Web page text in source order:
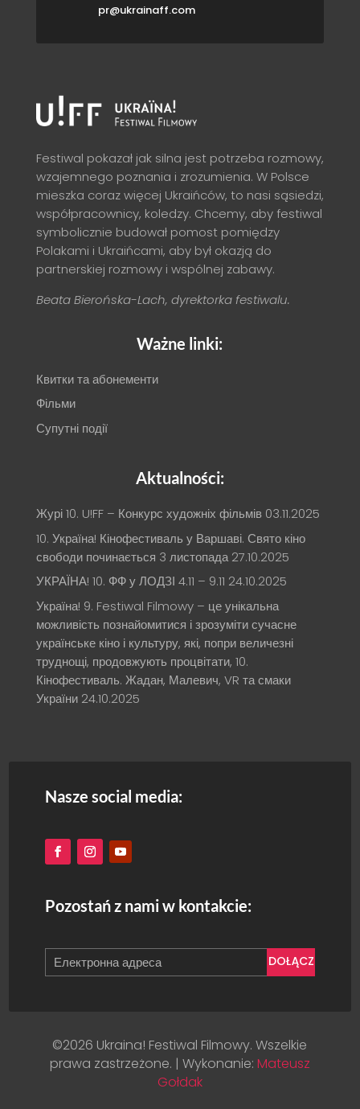
pr@ukrainaff.com
Festiwal pokazał jak silna jest potrzeba rozmowy,
wzajemnego poznania i zrozumienia. W Polsce
mieszka coraz więcej Ukraińców, to nasi sąsiedzi,
współpracownicy, koledzy. Chcemy, aby festiwal
symbolicznie budował pomost pomiędzy
Polakami i Ukraińcami, aby był okazją do
partnerskiej rozmowy i wspólnej zabawy.
Beata Bierońska-Lach, dyrektorka festiwalu.
Ważne linki:
Квитки та абонементи
Фільми
Супутні події
Aktualności:
Журі 10. U!FF – Конкурс художніх фільмів 03.11.2025
10. Україна! Кінофестиваль у Варшаві. Свято кіно
свободи починається 3 листопада 27.10.2025
УКРАЇНА! 10. ФФ у ЛОДЗІ 4.11 – 9.11 24.10.2025
Україна! 9. Festiwal Filmowy – це унікальна
можливість познайомитися і зрозуміти сучасне
українське кіно і культуру, які, попри величезні
труднощі, продовжують процвітати, 10.
Кінофестиваль. Жадан, Малевич, VR та смаки
України 24.10.2025
Nasze social media:
Pozostań z nami w kontakcie:
DOŁĄCZ
©2026 Ukraina! Festiwal Filmowy. Wszelkie
prawa zastrzeżone. | Wykonanie: Mateusz
Gołdak